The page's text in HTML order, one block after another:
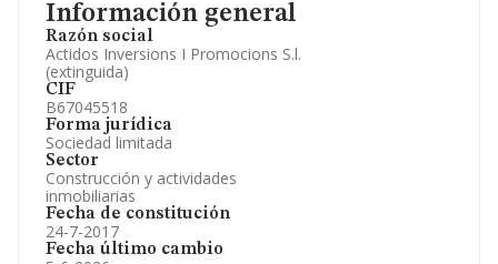
Información general
Razón social
Actidos Inversions I Promocions S.l.
(extinguida)
CIF
B67045518
Forma jurídica
Sociedad limitada
Sector
Construcción y actividades
inmobiliarias
Fecha de constitución
24-7-2017
Fecha último cambio
Artículos de prensa publicados sobre la empresa.
Información oficial y registral complementaria.